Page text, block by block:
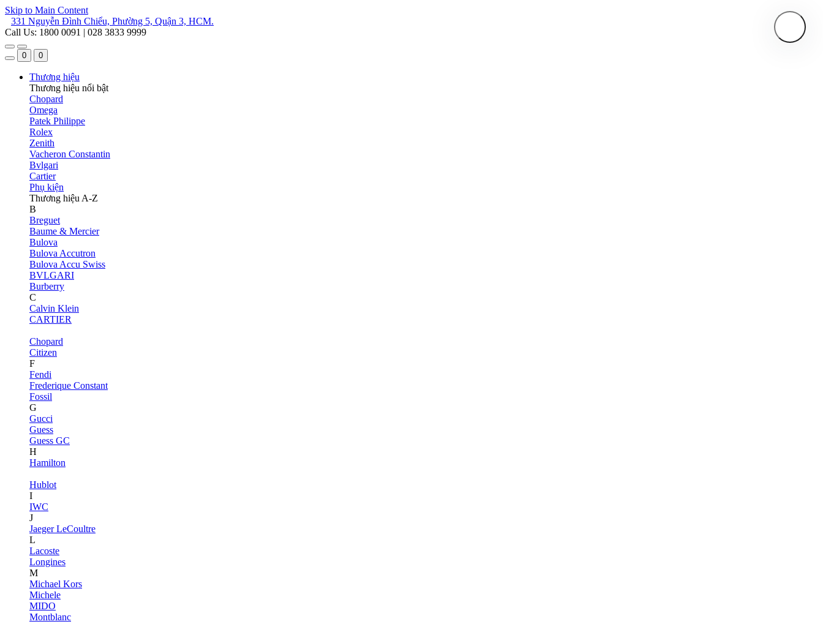
Skip to Main Content
331 Nguyễn Đình Chiểu, Phường 5, Quận 3, HCM.
Call Us: 1800 0091 | 028 3833 9999
0 0
Thương hiệu
Thương hiệu nổi bật
Chopard
Omega
Patek Philippe
Rolex
Zenith
Vacheron Constantin
Bvlgari
Cartier
Phụ kiện
Thương hiệu A-Z
B
Breguet
Baume & Mercier
Bulova
Bulova Accutron
Bulova Accu Swiss
BVLGARI
Burberry
C
Calvin Klein
CARTIER
Chopard
Citizen
F
Fendi
Frederique Constant
Fossil
G
Gucci
Guess
Guess GC
H
Hamilton
Hublot
I
IWC
J
Jaeger LeCoultre
L
Lacoste
Longines
M
Michael Kors
Michele
MIDO
Montblanc